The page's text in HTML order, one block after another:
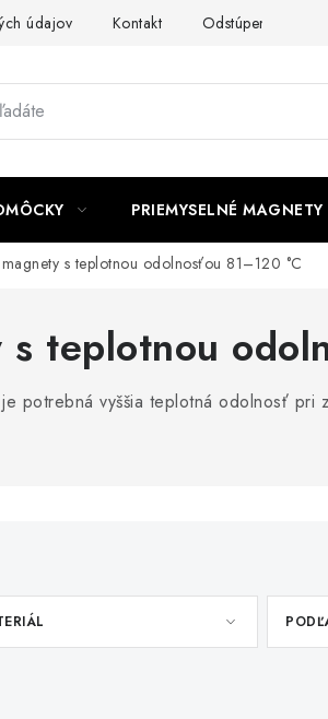
údajov Kontakt Odstúpenie od
PRIEMYSELNÉ MAGNETY
s teplotnou odolnosťou 81–120 °C
s teplotnou
potrebná vyššia teplotná odolnosť pri